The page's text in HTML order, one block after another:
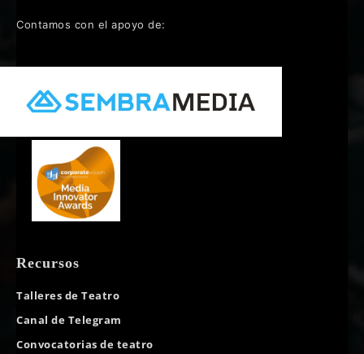
Contamos con el apoyo de:
Recursos
Talleres de Teatro
Canal de Telegram
Convocatorias de teatro